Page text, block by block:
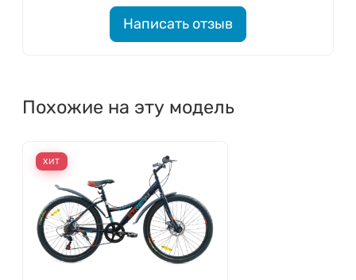
Написать отзыв
Похожие на эту модель
ХИТ